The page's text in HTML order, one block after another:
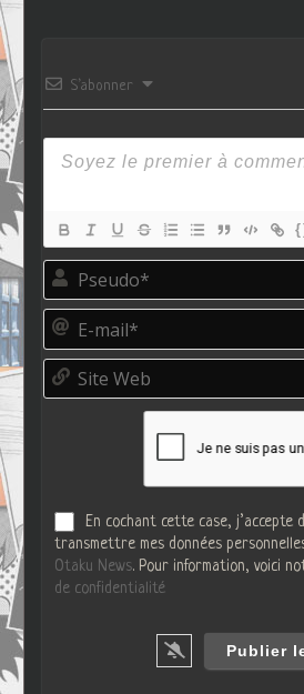
S’abonner
En cochant cette case, j’accepte
transmettre mes données
Otaku News. Pour information, voici
de confidentialité